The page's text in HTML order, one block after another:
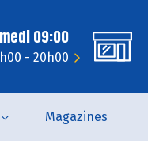
09:00
- 20h00
Magazines